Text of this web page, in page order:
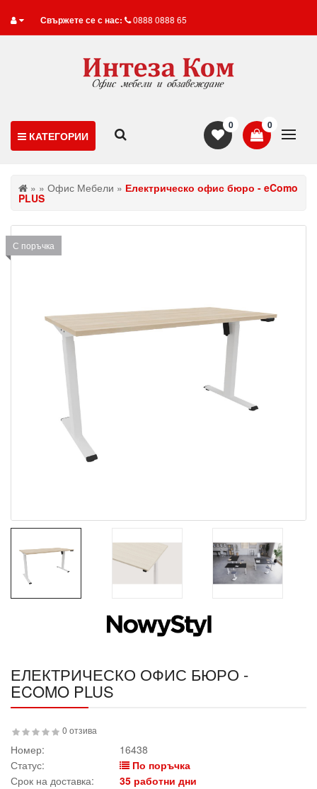
Свържете се с нас: 0888 0888 65
КАТЕГОРИИ
0
0
» » Офис Мебели » Електрическо офис бюро - eComo
PLUS
С поръчка
ЕЛЕКТРИЧЕСКО ОФИС БЮРО -
ECOMO PLUS
0 отзива
Номер:
16438
Статус:
По поръчка
Срок на доставка:
35 работни дни